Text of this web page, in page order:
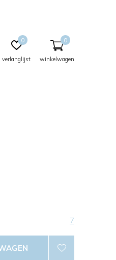
verlanglijst
0
winkelwagen
0
7